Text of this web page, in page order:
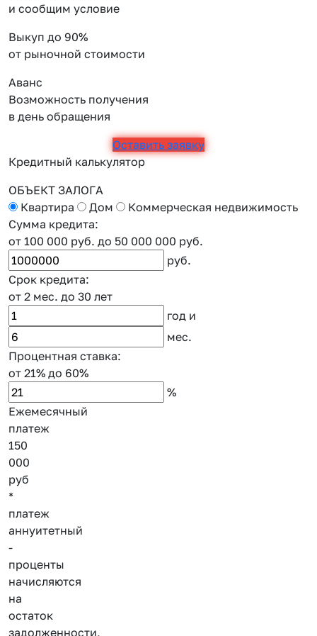
и сообщим условие
Выкуп до 90%
от рыночной стоимости
Аванс
Возможность получения
в день обращения
Оставить заявку
Кредитный калькулятор
ОБЪЕКТ ЗАЛОГА
Квартира
Дом
Коммерческая недвижимость
Сумма кредита:
от 100 000 руб. до 50 000 000 руб.
руб.
Срок кредита:
от 2 мес. до 30 лет
год и
мес.
Процентная ставка:
от 21% до 60%
%
Ежемесячный
платеж
150
000
руб
*
платеж
аннуитетный
-
проценты
начисляются
на
остаток
задолженности,